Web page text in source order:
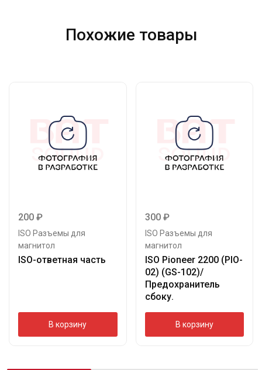
Похожие товары
200 ₽
ISO Разъемы для
магнитол
ISO-ответная часть
В корзину
300 ₽
ISO Разъемы для
магнитол
ISO Pioneer 2200 (PIO-
02) (GS-102)/
Предохранитель
сбоку.
В корзину